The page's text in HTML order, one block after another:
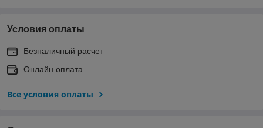
Условия оплаты
Безналичный расчет
Онлайн оплата
Все условия оплаты